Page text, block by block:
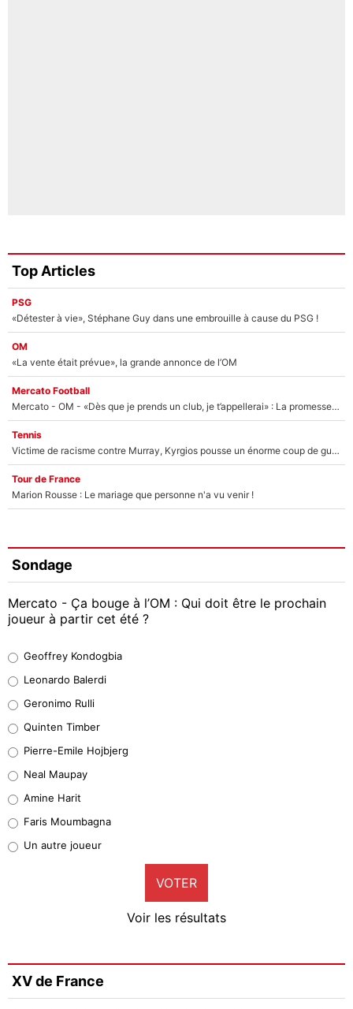
Top Articles
PSG
«Détester à vie», Stéphane Guy dans une embrouille à cause du PSG !
OM
«La vente était prévue», la grande annonce de l’OM
Mercato Football
Mercato - OM - «Dès que je prends un club, je t’appellerai» : La promesse de Marcelino au moment de claquer la porte
Tennis
Victime de racisme contre Murray, Kyrgios pousse un énorme coup de gueule !
Tour de France
Marion Rousse : Le mariage que personne n'a vu venir !
Sondage
Mercato - Ça bouge à l’OM : Qui doit être le prochain
joueur à partir cet été ?
38%
32%
5%
1%
9%
Faris Moumbagna
4%
Geoffrey Kondogbia
Leonardo Balerdi
Geronimo Rulli
Quinten Timber
Pierre-Emile Hojbjerg
Neal Maupay
Amine Harit
Faris Moumbagna
Un autre joueur
VOTER
Voir les résultats
XV de France